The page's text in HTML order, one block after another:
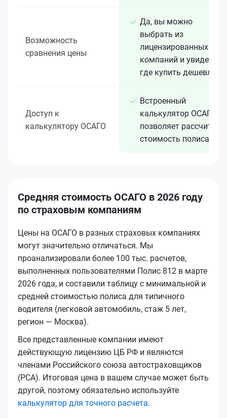
Возможность
сравнения цены
Да, вы можно
выбрать из
лицензированных 15+
компаний и увидеть,
где купить дешевле
Доступ к
калькулятору ОСАГО
Встроенный
калькулятор ОСАГО
позволяет рассчитать
стоимость полиса
Средняя стоимость ОСАГО в 2026 году
по страховым компаниям
Цены на ОСАГО в разных страховых компаниях
могут значительно отличаться. Мы
проанализировали более 100 тыс. расчетов,
выполненных пользователями Полис 812 в марте
2026 года, и составили таблицу с минимальной и
средней стоимостью полиса для типичного
водителя (легковой автомобиль, стаж 5 лет,
регион — Москва).
Все представленные компании имеют
действующую лицензию ЦБ РФ и являются
членами Российского союза автостраховщиков
(РСА). Итоговая цена в вашем случае может быть
другой, поэтому обязательно используйте
калькулятор для точного расчета.